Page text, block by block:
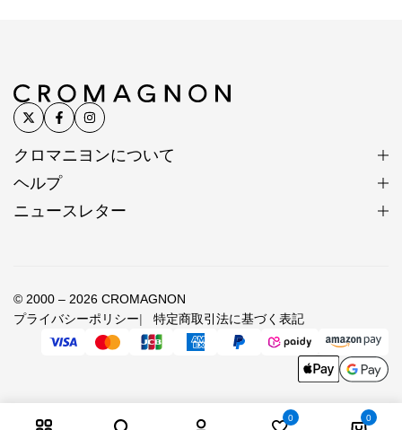
クロマニヨンについて
ヘルプ
ニュースレター
© 2000 – 2026 CROMAGNON
プライバシーポリシー
特定商取引法に基づく表記
0 0